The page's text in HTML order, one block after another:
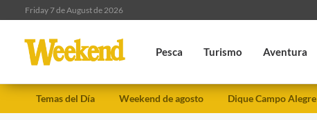
Friday 7 de August de 2026
Pesca Turismo Aventura
Temas del Día Weekend de agosto Dique Campo Alegre